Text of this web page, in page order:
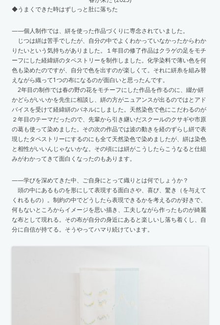
◆うまくできた時はずしっと肚に落ちた
——個人制作では、絣を使った作品づくりに専念されていました。
じつは絣は苦手でしたが、自分の中でよくわかっていなかったからわか
りたいという気持ちがありました。１年目の修了作品はクラゲの足をモチ
ーフにした経緯絣のタペストリーを制作しました。化学染料で薄い色を何
色も染めたのですが、自分で色を出すのが楽しくて。それに絣糸を組み替
えながら織って1つの布になるのが面白いと思ったんです。
2年目の制作では春の野の花をモチーフにした作品を作るのに、綴か絣
かどらがいいかを先生に相談し、絣の方がニュアンスが出るのではとアド
バイスを受けて経緯絣のパネルにしました。天然染色で色にこだわるのが
２年目のテーマだったので、先輩から引き継いだスクールのクサギや市原
の葛も使って染めました。その次の作品では波の動きを経のずらし絣で表
現したタペストリーにするのにも全て天然染色で染めましたが、絣は染色
と相性がいいんじゃないかな。その頃には絣がこうしたらこうなると仕組
みがわかってきて面白くなったのもあります。
——学びを深めてきた中、ご自身にとって織りとは何でしょうか？
頭の中にあるものを形にして表現する面白さや、喜び、驚き（を与えて
くれるもの）。制約の中でどうしたら表現できるかを考えるのが好きで、
何もないところからイメージを思い描き、工夫しながら作ったものが綺麗
な布として現れる。その布が自分の身近にあると楽しいし落ち着くし、自
分に自信が持てる。そうやってハマり続けています。